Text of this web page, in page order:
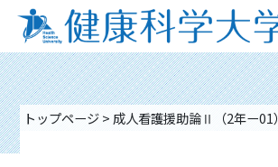
トップページ> 成人看護援助論Ⅱ（2年ー01）